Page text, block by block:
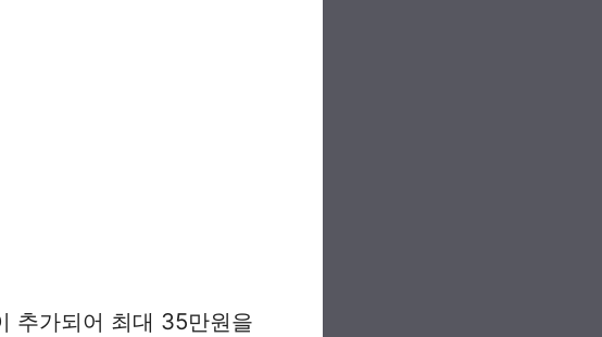
추가되어 최대 35만원을